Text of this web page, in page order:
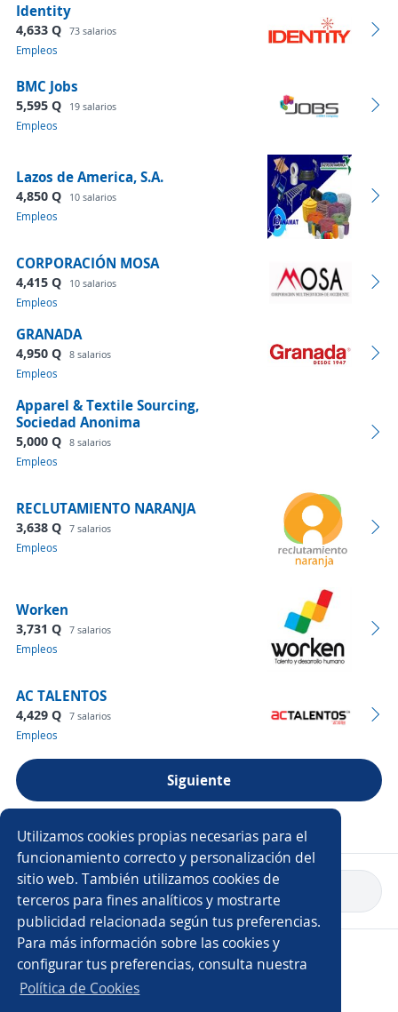
Utilizamos cookies propias necesarias para el
funcionamiento correcto y personalización del
sitio web. También utilizamos cookies de
terceros para fines analíticos y mostrarte
publicidad relacionada según tus preferencias.
Para más información sobre las cookies y
configurar tus preferencias, consulta nuestra
Política de Cookies
Identity
4,633 Q 73 salarios
Empleos
BMC Jobs
5,595 Q 19 salarios
Empleos
Lazos de America, S.A.
4,850 Q 10 salarios
Empleos
CORPORACIÓN MOSA
4,415 Q 10 salarios
Empleos
GRANADA
4,950 Q 8 salarios
Empleos
Apparel & Textile Sourcing,
Sociedad Anonima
5,000 Q 8 salarios
Empleos
RECLUTAMIENTO NARANJA
3,638 Q 7 salarios
Empleos
Worken
3,731 Q 7 salarios
Empleos
AC TALENTOS
4,429 Q 7 salarios
Empleos
Siguiente
Ver más empresas
Volver a inicio
Copyright 2014 - 2026 DGNET LTD.
Aviso legal / Privacidad